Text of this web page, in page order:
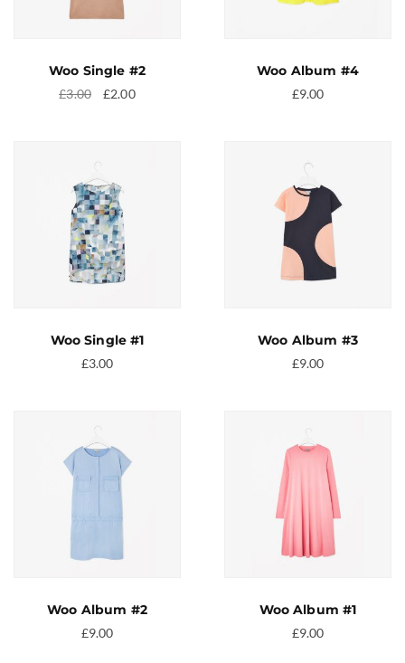
Woo Single #2
£3.00
Il£2.00
Woo Album #4
£9.00
Woo Single #1
£3.00
Woo Album #3
£9.00
Woo Album #2
£9.00
Woo Album #1
£9.00